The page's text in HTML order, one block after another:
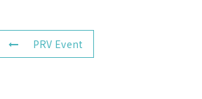
PRV Event